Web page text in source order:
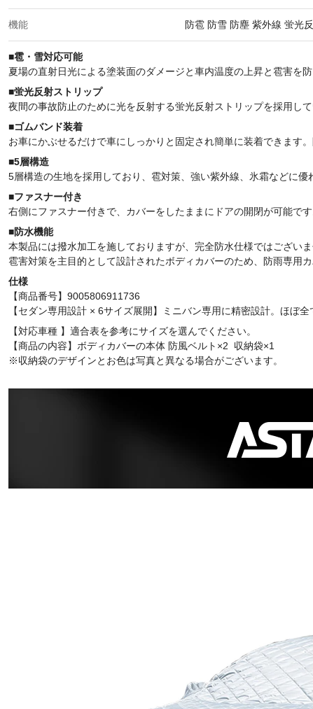
機能 防雹 防雪 防塵 紫外線 蛍光
■雹・雪対応可能
夏場の直射日光による塗装面のダメージと車内温度の上昇と雹害を
■蛍光反射ストリップ
夜間の事故防止のために光を反射する蛍光反射ストリップを採用して
■ゴムバンド装着
お車にかぶせるだけで車にしっかりと固定され簡単に装着できます。
■5層構造
5層構造の生地を採用しており、雹対策、強い紫外線、氷霜などに優
■ファスナー付き
右側にファスナー付きで、カバーをしたままにドアの開閉が可能です
■防水機能
本製品には撥水加工を施しておりますが、完全防水仕様ではございま
雹害対策を主目的として設計されたボディカバーのため、防雨専用
仕様
【商品番号】9005806911736
【セダン専用設計 × 6サイズ展開】ミニバン専用に精密設計。ほぼ
【対応車種 】適合表を参考にサイズを選んでください。
【商品の内容】ボディカバーの本体 防風ベルト×2 収納袋×1
※収納袋のデザインとお色は写真と異なる場合がございます。